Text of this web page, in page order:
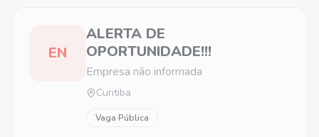
EN
ALERTA DE
OPORTUNIDADE!!!
Empresa não informada
Curitiba
Vaga Pública